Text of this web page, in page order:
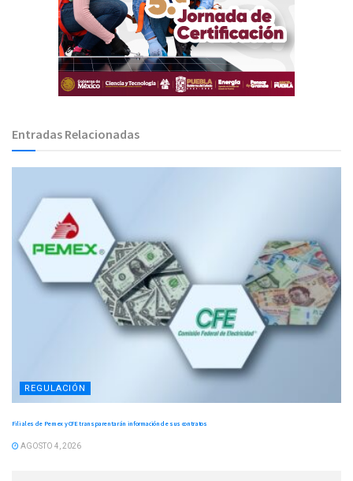
Entradas Relacionadas
REGULACIÓN
Filiales de Pemex y CFE transparentarán información de sus contratos
AGOSTO 4, 2026